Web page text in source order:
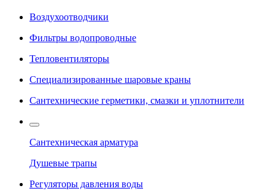
Воздухоотводчики
Фильтры водопроводные
Тепловентиляторы
Специализированные шаровые краны
Сантехнические герметики, смазки и уплотнители
Сантехническая арматура
Душевые трапы
Регуляторы давления воды